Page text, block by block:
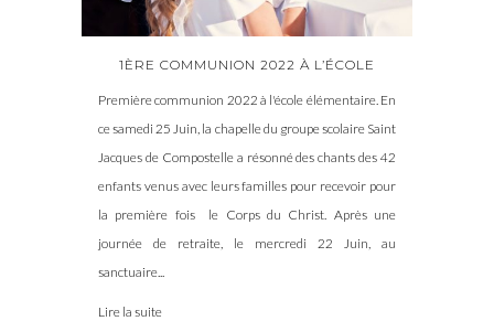
1ÈRE COMMUNION 2022 À L’ÉCOLE
Première communion 2022 à l'école élémentaire. En
ce samedi 25 Juin, la chapelle du groupe scolaire Saint
Jacques de Compostelle a résonné des chants des 42
enfants venus avec leurs familles pour recevoir pour
la première fois le Corps du Christ. Après une
journée de retraite, le mercredi 22 Juin, au
sanctuaire...
Lire la suite